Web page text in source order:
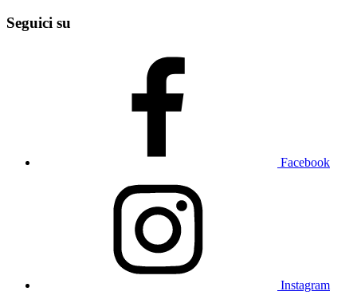
Seguici su
Facebook
Instagram